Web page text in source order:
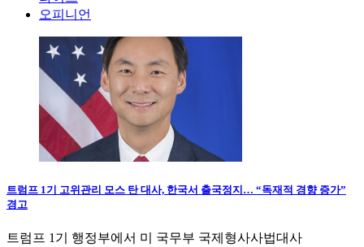
오피니언
트럼프 1기 고위관리 모스 탄 대사, 한국서 출국정지… “독재적 경향 증가”
경고
트럼프 1기 행정부에서 미 국무부 국제형사사법대사